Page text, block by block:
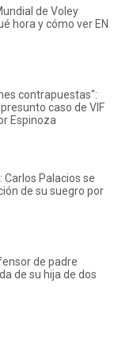
de Voley
hora y cómo ver EN
contrapuestas":
caso de VIF
Espinoza
Palacios se
de su suegro por
de padre
de su hija de dos